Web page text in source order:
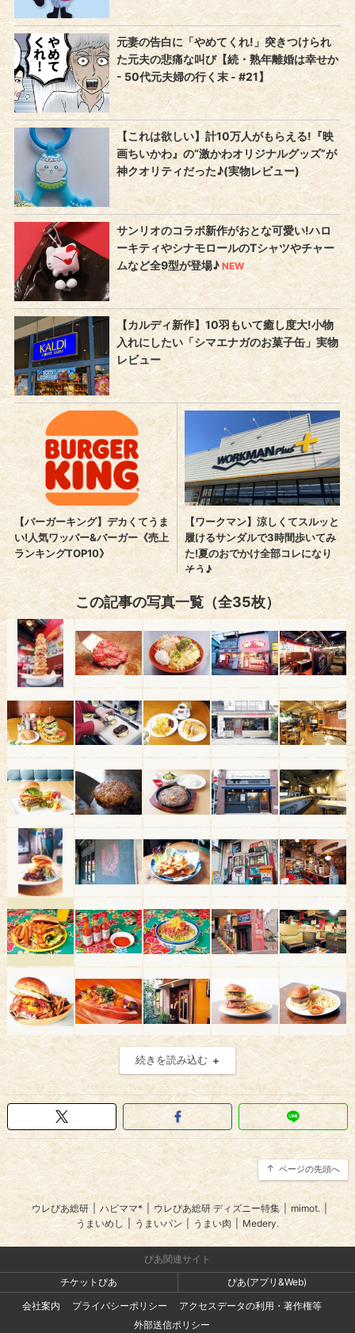
この記事の写真一覧（全35枚）
続きを読み込む
ページの先頭へ
ウレぴあ総研 | ハピママ* ウレぴあ総研 ディズニー特集 | mimot. |
うまいめし
うまいパン | うまい肉 Medery.
ぴあ関連サイト
チケットぴあ
ぴあ(アプリ&Web)
会社案内
プライバシーポリシー
アクセスデータの利用・著作権等
外部送信ポリシー